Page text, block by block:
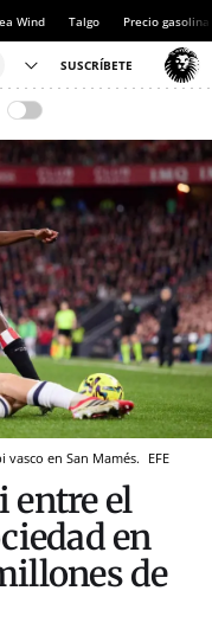
Wind Talgo Precio gasolina
en San Mamés. EFE
entre el
en
de